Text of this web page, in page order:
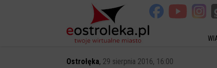
Ostrołęka, 29 sierpnia 2016, 16:00